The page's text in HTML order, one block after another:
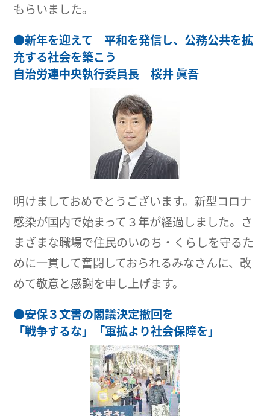
もらいました。
●新年を迎えて 平和を発信し、公務公共を拡
充する社会を築こう
自治労連中央執行委員長 桜井 眞吾
明けましておめでとうございます。新型コロナ
感染が国内で始まって３年が経過しました。さ
まざまな職場で住民のいのち・くらしを守るた
めに一貫して奮闘しておられるみなさんに、改
めて敬意と感謝を申し上げます。
●安保３文書の閣議決定撤回を
「戦争するな」「軍拡より社会保障を」